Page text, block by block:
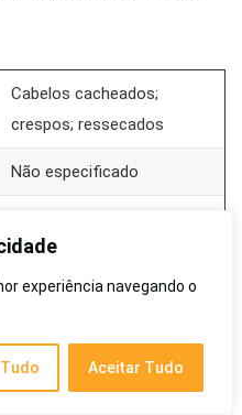
experiência navegando o
Aceitar Tudo
Cabelos cacheados;
crespos; ressecados
Não especificado
hipoalergênico; fragrância
suave
Não especificado (padrão